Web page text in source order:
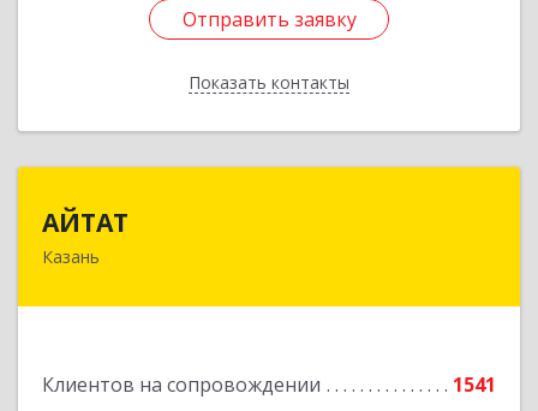
Отправить заявку
Показать контакты
Отправить заявку
Назад
АЙТАТ
Казань
Клиентов на сопровождении
1541
Подробнее